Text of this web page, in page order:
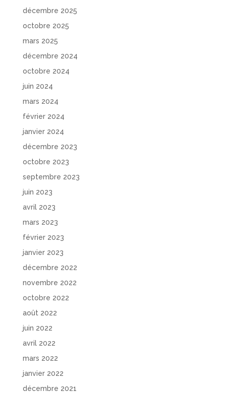
décembre 2025
octobre 2025
mars 2025
décembre 2024
octobre 2024
juin 2024
mars 2024
février 2024
janvier 2024
décembre 2023
octobre 2023
septembre 2023
juin 2023
avril 2023
mars 2023
février 2023
janvier 2023
décembre 2022
novembre 2022
octobre 2022
août 2022
juin 2022
avril 2022
mars 2022
janvier 2022
décembre 2021